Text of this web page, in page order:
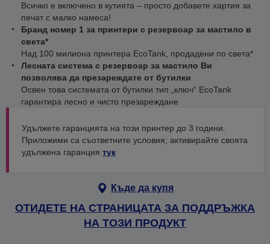
Всичко е включено в кутията – просто добавете хартия за
печат с малко намеса!
Бранд номер 1 за принтери с резервоар за мастило в
света*
Над 100 милиона принтера EcoTank, продадени по света*
Лесната система с резервоар за мастило Ви
позволява да презареждате от бутилки
Освен това системата от бутилки тип „ключ“ EcoTank
гарантира лесно и чисто презареждане
Удължете гаранцията на този принтер до 3 години.
Приложими са съответните условия; активирайте своята
удължена гаранция тук
Къде да купя
ОТИДЕТЕ НА СТРАНИЦАТА ЗА ПОДДРЪЖКА
НА ТОЗИ ПРОДУКТ